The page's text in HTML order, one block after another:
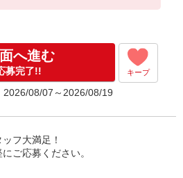
月あたり20時間、超過時は追加
支給
月）も同条件
当／資格手当／店舗職制手当／
つ賃貸の場合のみ別途支給）※
給／特別手当
により異なります。詳細は面
へ進む
募完了!! キープ
2026/08/07～2026/08/19
フ大満足！
ご応募ください。